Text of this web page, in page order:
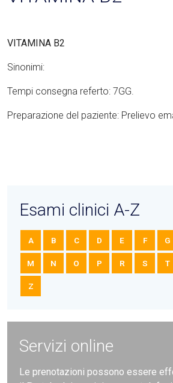
VITAMINA B2
Sinonimi:
Tempi consegna referto: 7GG.
Preparazione del paziente: Prelievo
Esami clinici A-Z
A B C D E F G
M N O P R S T
Z
Servizi online
Le prenotazioni possono essere